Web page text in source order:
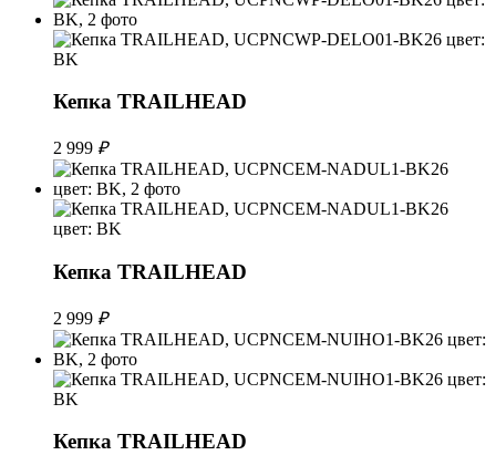
Кепка TRAILHEAD
2 999 ₽
Кепка TRAILHEAD
2 999 ₽
Кепка TRAILHEAD